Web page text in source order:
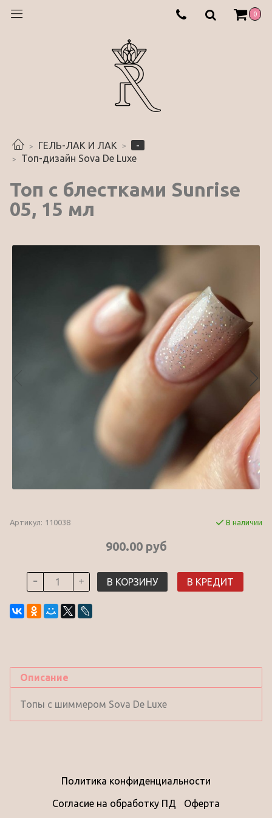
0
ГЕЛЬ-ЛАК И ЛАК
-
Топ-дизайн Sova De Luxe
Топ с блестками Sunrise
05, 15 мл
Артикул: 110038 В наличии
900.00 руб
В КОРЗИНУ В КРЕДИТ
Описание
Топы с шиммером Sova De Luxe
Политика конфиденциальности
Согласие на обработку ПД Оферта